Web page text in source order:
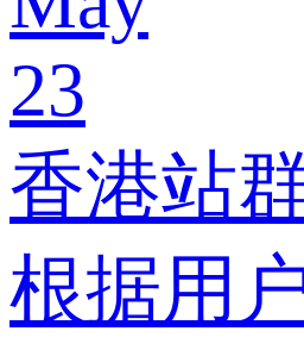
23
香港站
根据用